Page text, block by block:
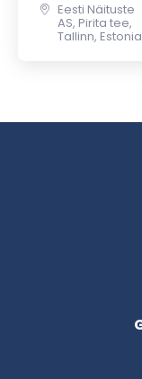
Eesti Näituste
AS, Pirita tee,
Tallinn, Estonia